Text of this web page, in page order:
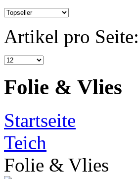
Artikel pro Seite:
Folie & Vlies
Startseite
Teich
Folie & Vlies